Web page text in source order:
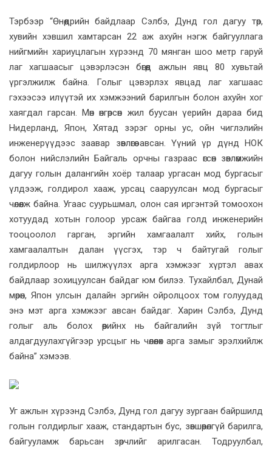
Тэрбээр “Өнөөдрийн байдлаар Сэлбэ, Дунд гол дагуу төр,
хувийн хэвшил хамтарсан 22 аж ахуйн нэгж байгууллага
нийгмийн хариуцлагын хүрээнд 70 мянган шоо метр гаруй
лаг хагшаасыг цэвэрлэсэн бөгөөд ажлын явц 80 хувьтай
үргэлжилж байна. Голыг цэвэрлэх явцад лаг хагшаас
гэхээсээ илүүтэй их хэмжээний барилгын болон ахуйн хог
хаягдал гарсан. Мөн өнгөрсөн жил буусан үерийн дараа бид
Нидерланд, Япон, Хятад зэрэг орны ус, ойн чиглэлийн
инженерүүдээс заавар зөвлөгөө авсан. Үүний үр дүнд НОК
болон нийслэлийн Байгаль орчны газраас өгсөн зөвлөмжийн
дагуу голын далангийн хоёр талаар ургасан мод бургасыг
үлдээж, голдирол хааж, урсац сааруулсан мод бургасыг
чөлөөлж байна. Угаас суурьшмал, олон сая иргэнтэй томоохон
хотуудад хотын голоор урсаж байгаа голд инженерийн
тооцоолол гарган, эргийн хамгаалалт хийх, голын
хамгаалалтын далан үүсгэх, тэр ч байтугай голыг
голдирлоор нь шилжүүлэх арга хэмжээг хүртэл авах
байдлаар зохицуулсан байдаг юм билээ. Тухайлбал, Дунай
мөрөн, Япон улсын далайн эргийн ойролцоох том голуудад
энэ мэт арга хэмжээг авсан байдаг. Харин Сэлбэ, Дунд
голыг аль болох өөрийнх нь байгалийн зүй тогтлыг
алдагдуулахгүйгээр урсцыг нь чөлөөлөх арга замыг эрэлхийлж
байна” хэмээв.
Уг ажлын хүрээнд Сэлбэ, Дунд гол дагуу зургаан байршилд
голын голдирлыг хааж, стандартын бус, зөвшөөрөлгүй барилга,
байгууламж барьсан зөрчлийг арилгасан. Тодруулбал,